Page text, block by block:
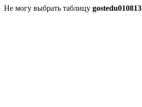
Не могу выбрать таблицу gostedu010813